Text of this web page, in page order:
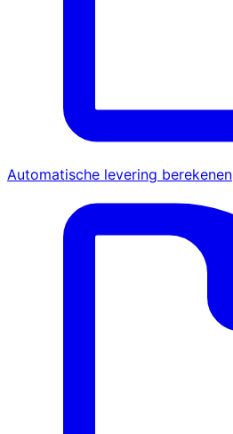
Automatische levering berekenen